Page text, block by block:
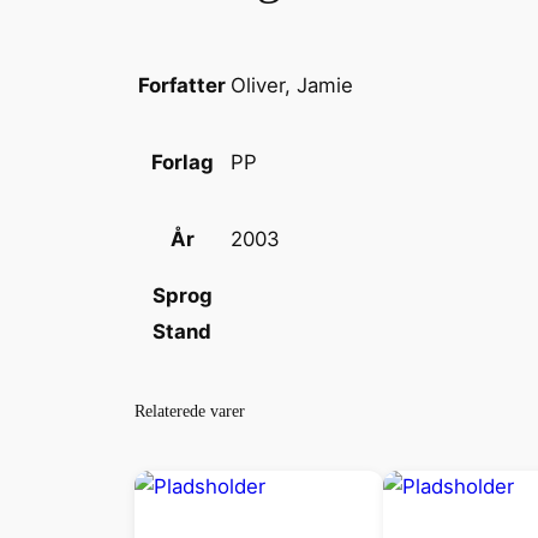
Forfatter Oliver, Jamie
Forlag PP
År 2003
Sprog
Stand
Relaterede varer